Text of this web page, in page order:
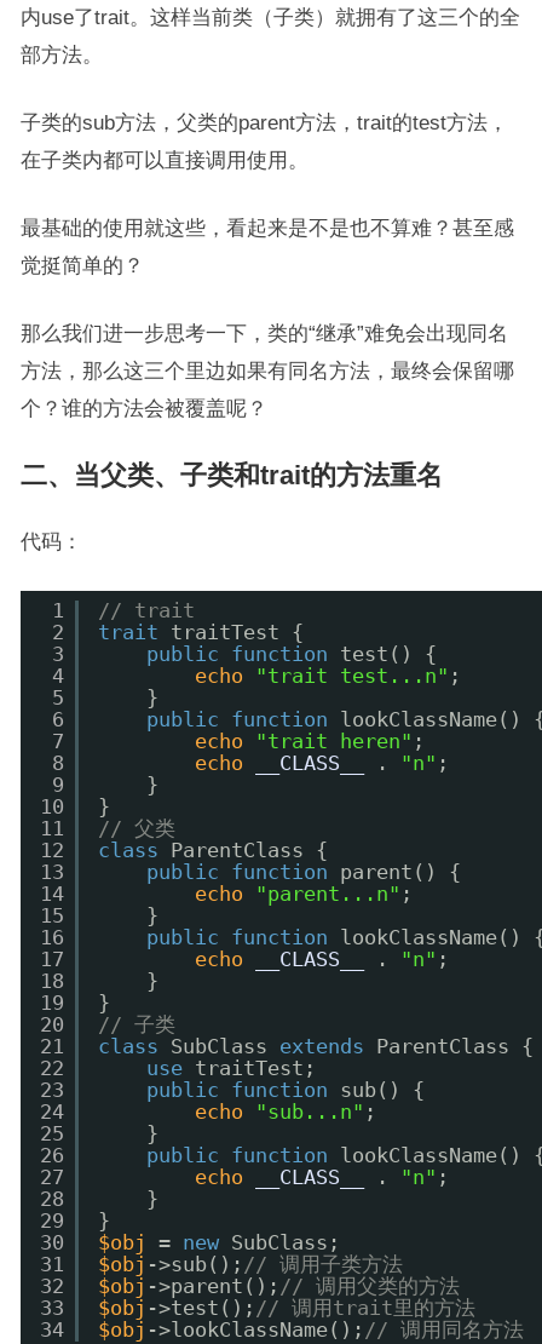
内use了trait。这样当前类（子类）就拥有了这三个的全
部方法。
子类的sub方法，父类的parent方法，trait的test方法，
在子类内都可以直接调用使用。
最基础的使用就这些，看起来是不是也不算难？甚至感
觉挺简单的？
那么我们进一步思考一下，类的“继承”难免会出现同名
方法，那么这三个里边如果有同名方法，最终会保留哪
个？谁的方法会被覆盖呢？
二、当父类、子类和trait的方法重名
代码：
1
2
3
4
5
6
7
8
9
10
11
12
13
14
15
16
17
18
19
20
21
22
23
24
25
26
27
28
29
30
31
32
33
34
// trait
trait
traitTest {
public
function
test() {
echo
"trait test...n" ;
}
public
function
lookClassName()
echo
"trait heren" ;
echo
__CLASS__ . "n" ;
}
}
// 父类
class
ParentClass {
public
function
parent() {
echo
"parent...n" ;
}
public
function
lookClassName()
echo
__CLASS__ . "n" ;
}
}
// 子类
class
SubClass extends
ParentClass {
use traitTest;
public
function
sub() {
echo
"sub...n" ;
}
public
function
lookClassName()
echo
__CLASS__ . "n" ;
}
}
$obj
= new SubClass;
$obj ->sub(); // 调用子类方法
$obj ->parent(); // 调用父类的方法
$obj ->test(); // 调用trait里的方法
$obj ->lookClassName(); // 调用同名方法